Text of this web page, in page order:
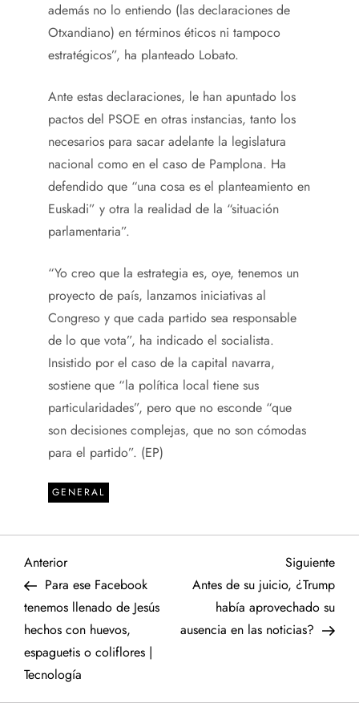
además no lo entiendo (las declaraciones de
Otxandiano) en términos éticos ni tampoco
estratégicos”, ha planteado Lobato.
Ante estas declaraciones, le han apuntado los
pactos del PSOE en otras instancias, tanto los
necesarios para sacar adelante la legislatura
nacional como en el caso de Pamplona. Ha
defendido que “una cosa es el planteamiento en
Euskadi” y otra la realidad de la “situación
parlamentaria”.
“Yo creo que la estrategia es, oye, tenemos un
proyecto de país, lanzamos iniciativas al
Congreso y que cada partido sea responsable
de lo que vota”, ha indicado el socialista.
Insistido por el caso de la capital navarra,
sostiene que “la política local tiene sus
particularidades”, pero que no esconde “que
son decisiones complejas, que no son cómodas
para el partido”. (EP)
GENERAL
N
a
v
e
Entrada
anterior
Anterior
Para ese Facebook
tenemos llenado de Jesús
hechos con huevos,
espaguetis o coliflores |
Tecnología
Siguiente
Antes de su juicio, ¿Trump
había aprovechado su
ausencia en las noticias?